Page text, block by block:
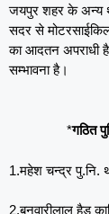
जयपुर शहर के अन्य
सदर से
का आदतन अपराधी
सम्भावना है।
*गठित
1.महेश चन्द्र पु.नि.
2.बनवारीलाल हैड